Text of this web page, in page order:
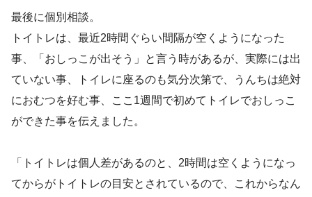
最後に個別相談。
トイトレは、最近2時間ぐらい間隔が空くようになった
事、「おしっこが出そう」と言う時があるが、実際には出
ていない事、トイレに座るのも気分次第で、うんちは絶対
におむつを好む事、ここ1週間で初めてトイレでおしっこ
ができた事を伝えました。
「トイトレは個人差があるのと、2時間は空くようになっ
てからがトイトレの目安とされているので、これからなん